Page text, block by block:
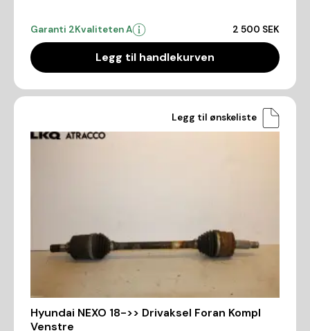
Garanti 2Kvaliteten A 2 500 SEK
Legg til handlekurven
Legg til ønskeliste
Hyundai NEXO 18->> Drivaksel Foran Kompl
Venstre